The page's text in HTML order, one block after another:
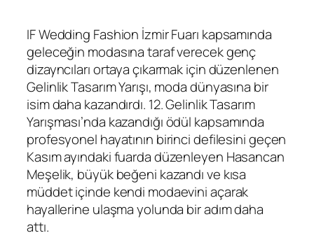
IF Wedding Fashion İzmir Fuarı kapsamında
geleceğin modasına taraf verecek genç
dizayncıları ortaya çıkarmak için düzenlenen
Gelinlik Tasarım Yarışı, moda dünyasına bir
isim daha kazandırdı. 12. Gelinlik Tasarım
Yarışması’nda kazandığı ödül kapsamında
profesyonel hayatının birinci defilesini geçen
Kasım ayındaki fuarda düzenleyen Hasancan
Meşelik, büyük beğeni kazandı ve kısa
müddet içinde kendi modaevini açarak
hayallerine ulaşma yolunda bir adım daha
attı.